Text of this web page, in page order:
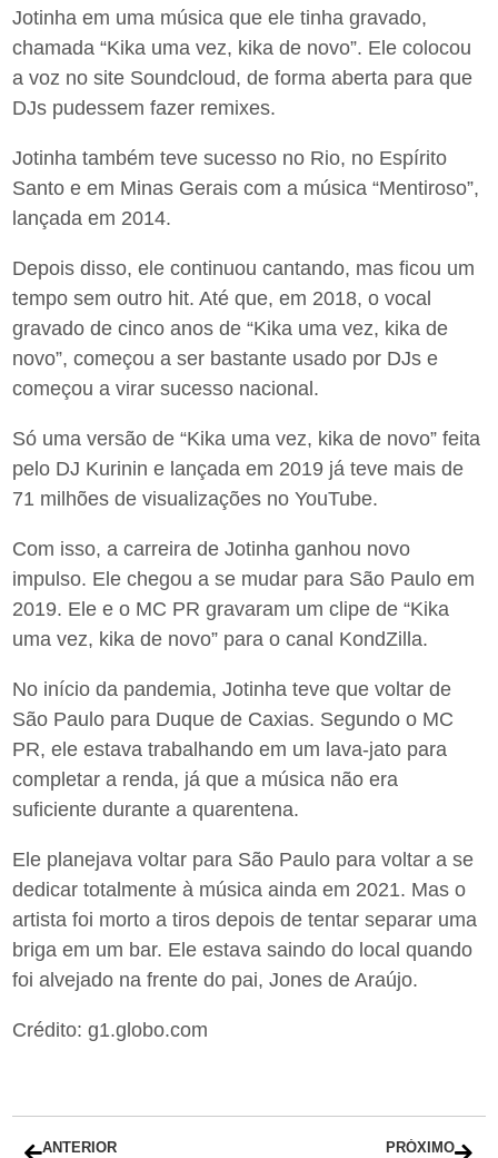
Jotinha em uma música que ele tinha gravado,
chamada “Kika uma vez, kika de novo”. Ele colocou
a voz no site Soundcloud, de forma aberta para que
DJs pudessem fazer remixes.
Jotinha também teve sucesso no Rio, no Espírito
Santo e em Minas Gerais com a música “Mentiroso”,
lançada em 2014.
Depois disso, ele continuou cantando, mas ficou um
tempo sem outro hit. Até que, em 2018, o vocal
gravado de cinco anos de “Kika uma vez, kika de
novo”, começou a ser bastante usado por DJs e
começou a virar sucesso nacional.
Só uma versão de “Kika uma vez, kika de novo” feita
pelo DJ Kurinin e lançada em 2019 já teve mais de
71 milhões de visualizações no YouTube.
Com isso, a carreira de Jotinha ganhou novo
impulso. Ele chegou a se mudar para São Paulo em
2019. Ele e o MC PR gravaram um clipe de “Kika
uma vez, kika de novo” para o canal KondZilla.
No início da pandemia, Jotinha teve que voltar de
São Paulo para Duque de Caxias. Segundo o MC
PR, ele estava trabalhando em um lava-jato para
completar a renda, já que a música não era
suficiente durante a quarentena.
Ele planejava voltar para São Paulo para voltar a se
dedicar totalmente à música ainda em 2021. Mas o
artista foi morto a tiros depois de tentar separar uma
briga em um bar. Ele estava saindo do local quando
foi alvejado na frente do pai, Jones de Araújo.
Crédito: g1.globo.com
ANTERIOR PRÓXIMO